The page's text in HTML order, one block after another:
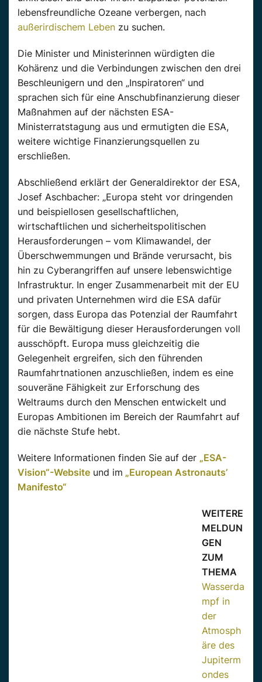
lebensfreundliche Ozeane verbergen, nach
außerirdischem Leben zu suchen.
Die Minister und Ministerinnen würdigten die
Kohärenz und die Verbindungen zwischen den drei
Beschleunigern und den „Inspiratoren“ und
sprachen sich für eine Anschubfinanzierung dieser
Maßnahmen auf der nächsten ESA-
Ministerratstagung aus und ermutigten die ESA,
weitere wichtige Finanzierungsquellen zu
erschließen.
Abschließend erklärt der Generaldirektor der ESA,
Josef Aschbacher: „Europa steht vor dringenden
und beispiellosen gesellschaftlichen,
wirtschaftlichen und sicherheitspolitischen
Herausforderungen – vom Klimawandel, der
Überschwemmungen und Brände verursacht, bis
hin zu Cyberangriffen auf unsere lebenswichtige
Infrastruktur. In enger Zusammenarbeit mit der EU
und privaten Unternehmen wird die ESA dafür
sorgen, dass Europa das Potenzial der Raumfahrt
für die Bewältigung dieser Herausforderungen voll
ausschöpft. Europa muss gleichzeitig die
Gelegenheit ergreifen, sich den führenden
Raumfahrtnationen anzuschließen, indem es eine
souveräne Fähigkeit zur Erforschung des
Weltraums durch den Menschen entwickelt und
Europas Ambitionen im Bereich der Raumfahrt auf
die nächste Stufe hebt.
Weitere Informationen finden Sie auf der „ESA-
Vision“-Website und im „European Astronauts’
Manifesto“
WEITERE
MELDUN
GEN
ZUM
THEMA
Wasserda
mpf in
der
Atmosph
äre des
Jupiterm
ondes